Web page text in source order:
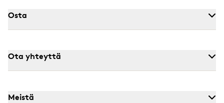
Osta
Ota yhteyttä
Meistä